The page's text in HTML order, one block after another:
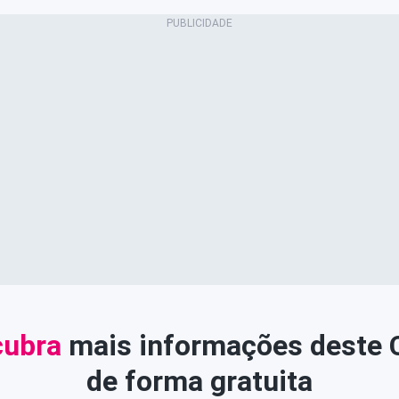
mais informações deste
de forma gratuita